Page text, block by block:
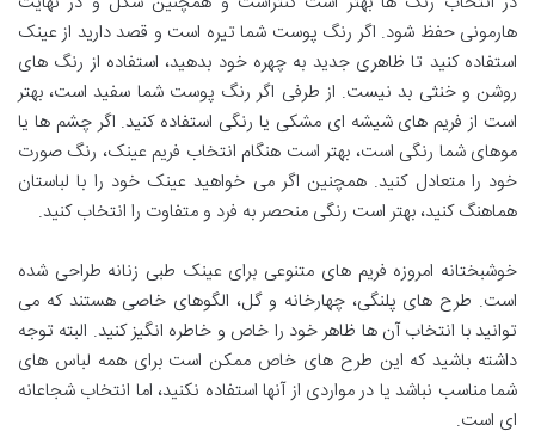
هارمونی حفظ شود. اگر رنگ پوست شما تیره است و قصد دارید از عینک
استفاده کنید تا ظاهری جدید به چهره خود بدهید، استفاده از رنگ های
روشن و خنثی بد نیست. از طرفی اگر رنگ پوست شما سفید است، بهتر
است از فریم های شیشه ای مشکی یا رنگی استفاده کنید. اگر چشم ها یا
موهای شما رنگی است، بهتر است هنگام انتخاب فریم عینک، رنگ صورت
خود را متعادل کنید. همچنین اگر می خواهید عینک خود را با لباستان
هماهنگ کنید، بهتر است رنگی منحصر به فرد و متفاوت را انتخاب کنید.
خوشبختانه امروزه فریم های متنوعی برای عینک طبی زنانه طراحی شده
است. طرح های پلنگی، چهارخانه و گل، الگوهای خاصی هستند که می
توانید با انتخاب آن ها ظاهر خود را خاص و خاطره انگیز کنید. البته توجه
داشته باشید که این طرح های خاص ممکن است برای همه لباس های
شما مناسب نباشد یا در مواردی از آنها استفاده نکنید، اما انتخاب شجاعانه
ای است.